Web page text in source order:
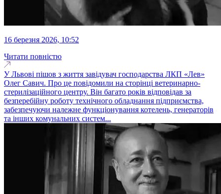
16 березня 2026, 10:52
Читати повністю
У Львові пішов з життя завідувач господарства ЛКП «Лев»
Олег Савич. Про це повідомили на сторінці ветеринарно-
стерилізаційного центру. Він багато років відповідав за
безперебійну роботу технічного обладнання підприємства,
забезпечуючи належне функціонування котелень, генераторів
та інших комунальних систем...